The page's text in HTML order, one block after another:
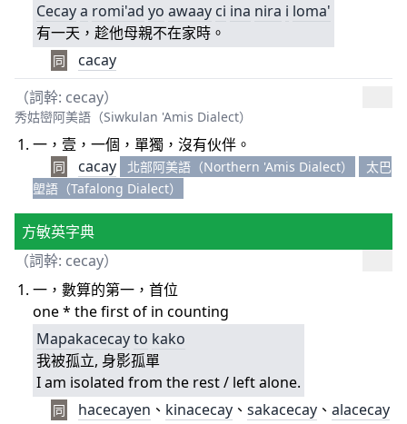
Cecaya romi'ad yo awaay ci ina nira i loma'
有一天，趁他母親不在家時。
同
cacay
（詞幹: cecay）
秀姑巒阿美語（Siwkulan 'Amis Dialect）
一，壹，一個，單獨，沒有伙伴。
同 cacay 北部阿美語（Northern 'Amis Dialect）
太巴
塱語（Tafalong Dialect）
方敏英字典
（詞幹: cecay）
一，數算的第一，首位
one * the first of in counting
Mapakacecayto kako
我被孤立, 身影孤單
I am isolated from the rest / left alone.
同 hacecayen 、 kinacecay 、 sakacecay 、 alacecay